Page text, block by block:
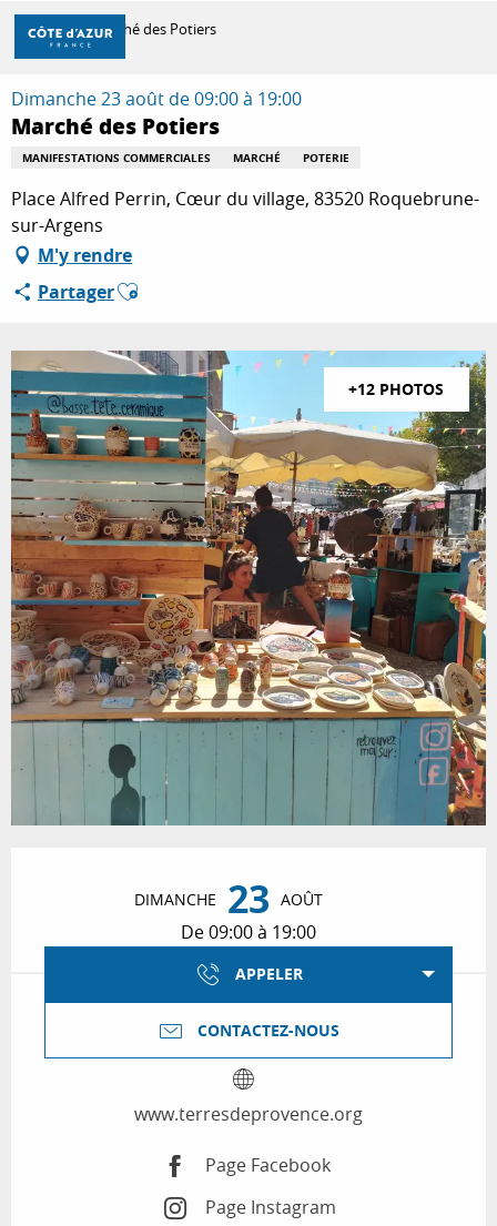
Aller
contenu
principal
DÉCOUVRIR
À FAIRE
SÉJOURNER
Accueil Marché des Potiers
Dimanche 23 août de 09:00 à 19:00
Marché des Potiers
MANIFESTATIONS COMMERCIALES MARCHÉ POTERIE
Place Alfred Perrin, Cœur du village, 83520 Roquebrune-
sur-Argens
M'y rendre
PartagerAjouter aux favoris
+12 PHOTOS
DIMANCHE 23 AOÛT
De 09:00 à 19:00
APPELER
CONTACTEZ-NOUS
www.terresdeprovence.org
Page Facebook
Page Instagram